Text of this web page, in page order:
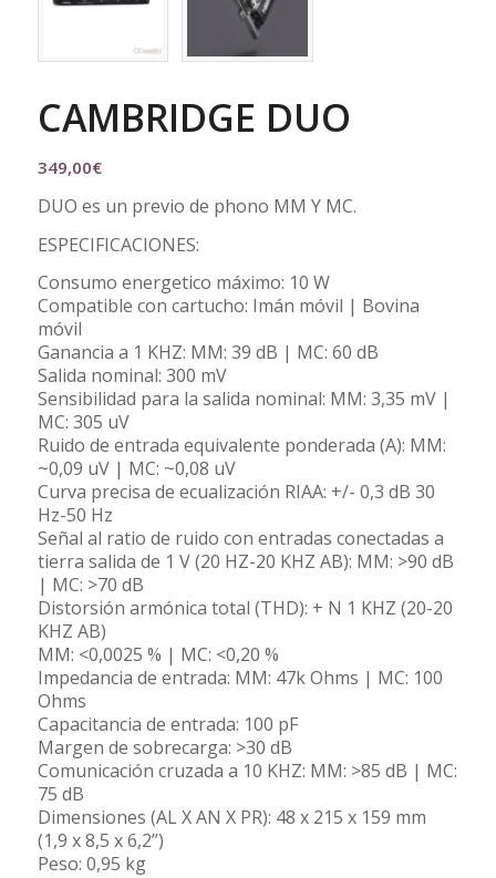
CAMBRIDGE DUO
349,00€
DUO es un previo de phono MM Y MC.
ESPECIFICACIONES:
Consumo energetico máximo: 10 W
Compatible con cartucho: Imán móvil | Bovina
móvil
Ganancia a 1 KHZ: MM: 39 dB | MC: 60 dB
Salida nominal: 300 mV
Sensibilidad para la salida nominal: MM: 3,35 mV |
MC: 305 uV
Ruido de entrada equivalente ponderada (A): MM:
~0,09 uV | MC: ~0,08 uV
Curva precisa de ecualización RIAA: +/- 0,3 dB 30
Hz-50 Hz
Señal al ratio de ruido con entradas conectadas a
tierra salida de 1 V (20 HZ-20 KHZ AB): MM: >90 dB
| MC: >70 dB
Distorsión armónica total (THD): + N 1 KHZ (20-20
KHZ AB)
MM: <0,0025 % | MC: <0,20 %
Impedancia de entrada: MM: 47k Ohms | MC: 100
Ohms
Capacitancia de entrada: 100 pF
Margen de sobrecarga: >30 dB
Comunicación cruzada a 10 KHZ: MM: >85 dB | MC:
75 dB
Dimensiones (AL X AN X PR): 48 x 215 x 159 mm
(1,9 x 8,5 x 6,2”)
Peso: 0,95 kg